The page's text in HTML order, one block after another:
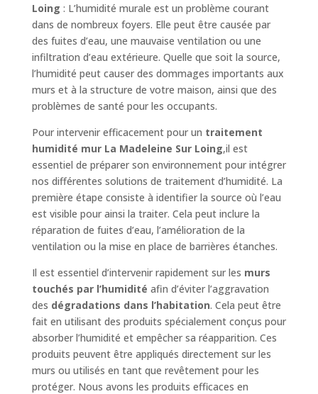
Loing : L’humidité murale est un problème courant
dans de nombreux foyers. Elle peut être causée par
des fuites d’eau, une mauvaise ventilation ou une
infiltration d’eau extérieure. Quelle que soit la source,
l’humidité peut causer des dommages importants aux
murs et à la structure de votre maison, ainsi que des
problèmes de santé pour les occupants.
Pour intervenir efficacement pour un traitement
humidité mur La Madeleine Sur Loing,il est
essentiel de préparer son environnement pour intégrer
nos différentes solutions de traitement d’humidité. La
première étape consiste à identifier la source où l’eau
est visible pour ainsi la traiter. Cela peut inclure la
réparation de fuites d’eau, l’amélioration de la
ventilation ou la mise en place de barrières étanches.
Il est essentiel d’intervenir rapidement sur les murs
touchés par l’humidité afin d’éviter l’aggravation
des dégradations dans l’habitation. Cela peut être
fait en utilisant des produits spécialement conçus pour
absorber l’humidité et empêcher sa réapparition. Ces
produits peuvent être appliqués directement sur les
murs ou utilisés en tant que revêtement pour les
protéger. Nous avons les produits efficaces en